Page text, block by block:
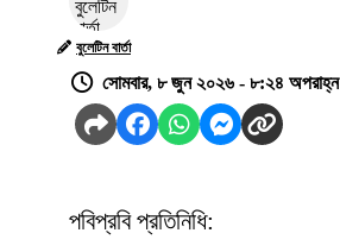
বুলেটিন বার্তা
সোমবার, ৮ জুন ২০২৬ - ৮:২৪ অপরাহ্ন
পবিপ্রবি প্রতিনিধি: